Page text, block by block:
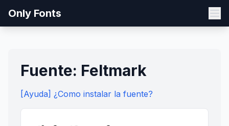
Only Fonts
Fuente: Feltmark
[Ayuda] ¿Como instalar la fuente?